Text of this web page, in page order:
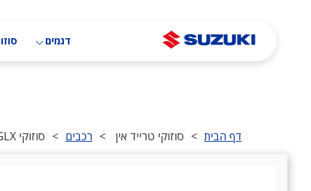
דגמים
דף הבית > סוזוקי טרייד אין > רכבים > סוזוקי SWIFT GLX